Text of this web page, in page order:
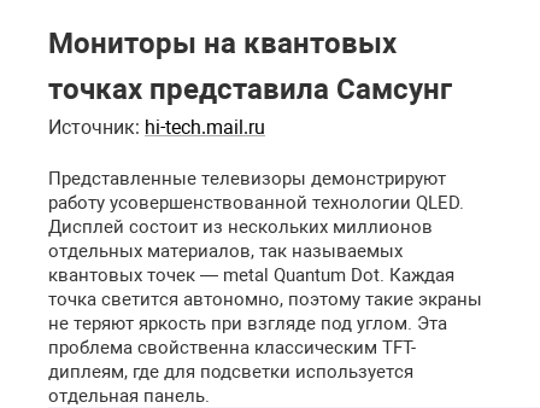
Мониторы на квантовых
точках представила Самсунг
Источник: hi-tech.mail.ru
Представленные телевизоры демонстрируют
работу усовершенствованной технологии QLED.
Дисплей состоит из нескольких миллионов
отдельных материалов, так называемых
квантовых точек — metal Quantum Dot. Каждая
точка светится автономно, поэтому такие экраны
не теряют яркость при взгляде под углом. Эта
проблема свойственна классическим TFT-
диплеям, где для подсветки используется
отдельная панель.